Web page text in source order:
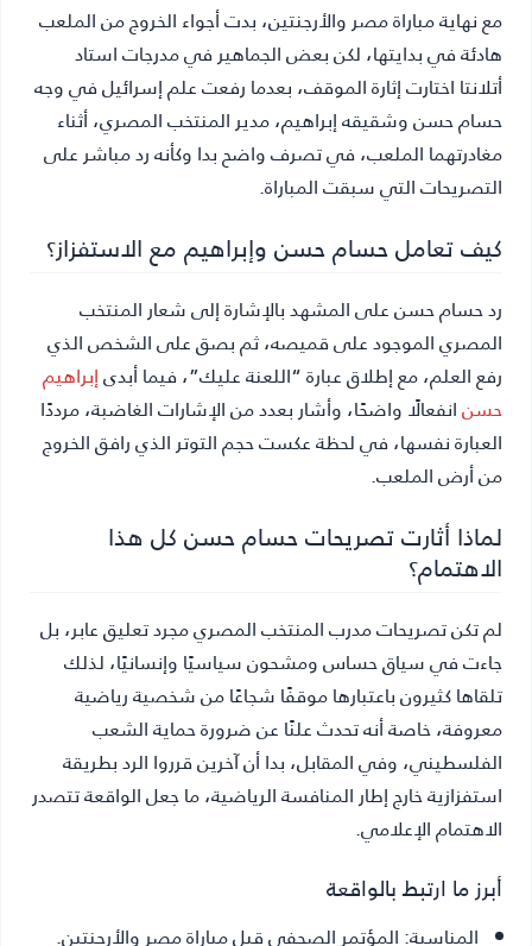
مع نهاية مباراة مصر والأرجنتين، بدت أجواء الخروج من الملعب
هادئة في بدايتها، لكن بعض الجماهير في مدرجات استاد
أتلانتا اختارت إثارة الموقف، بعدما رفعت علم إسرائيل في وجه
حسام حسن وشقيقه إبراهيم، مدير المنتخب المصري، أثناء
مغادرتهما الملعب، في تصرف واضح بدا وكأنه رد مباشر على
التصريحات التي سبقت المباراة.
كيف تعامل حسام حسن وإبراهيم مع الاستفزاز؟
رد حسام حسن على المشهد بالإشارة إلى شعار المنتخب
المصري الموجود على قميصه، ثم بصق على الشخص الذي
رفع العلم، مع إطلاق عبارة “اللعنة عليك”، فيما أبدىإبراهيم
حسنانفعالًا واضحًا، وأشار بعدد من الإشارات الغاضبة، مرددًا
العبارة نفسها، في لحظة عكست حجم التوتر الذي رافق الخروج
من أرض الملعب.
لماذا أثارت تصريحات حسام حسن كل هذا
الاهتمام؟
لم تكن تصريحات مدرب المنتخب المصري مجرد تعليق عابر، بل
جاءت في سياق حساس ومشحون سياسيًا وإنسانيًا، لذلك
تلقاها كثيرون باعتبارها موقفًا شجاعًا من شخصية رياضية
معروفة، خاصة أنه تحدث علنًا عن ضرورة حماية الشعب
الفلسطيني، وفي المقابل، بدا أن آخرين قرروا الرد بطريقة
استفزازية خارج إطار المنافسة الرياضية، ما جعل الواقعة تتصدر
الاهتمام الإعلامي.
أبرز ما ارتبط بالواقعة
المناسبة:المؤتمر الصحفي قبل مباراة مصر والأرجنتين.